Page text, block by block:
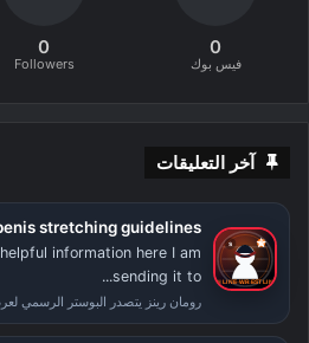
0
فيس بوك
0
Followers
آخر التعليقات
stretching guidelines
information here I am
sending it to...